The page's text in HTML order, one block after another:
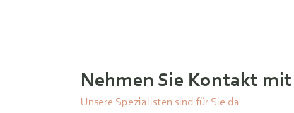
Nehmen Sie Kontakt
Unsere Spezialisten sind für Sie da